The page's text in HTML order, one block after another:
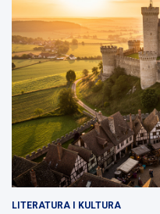
LITERATURA I KULTURA